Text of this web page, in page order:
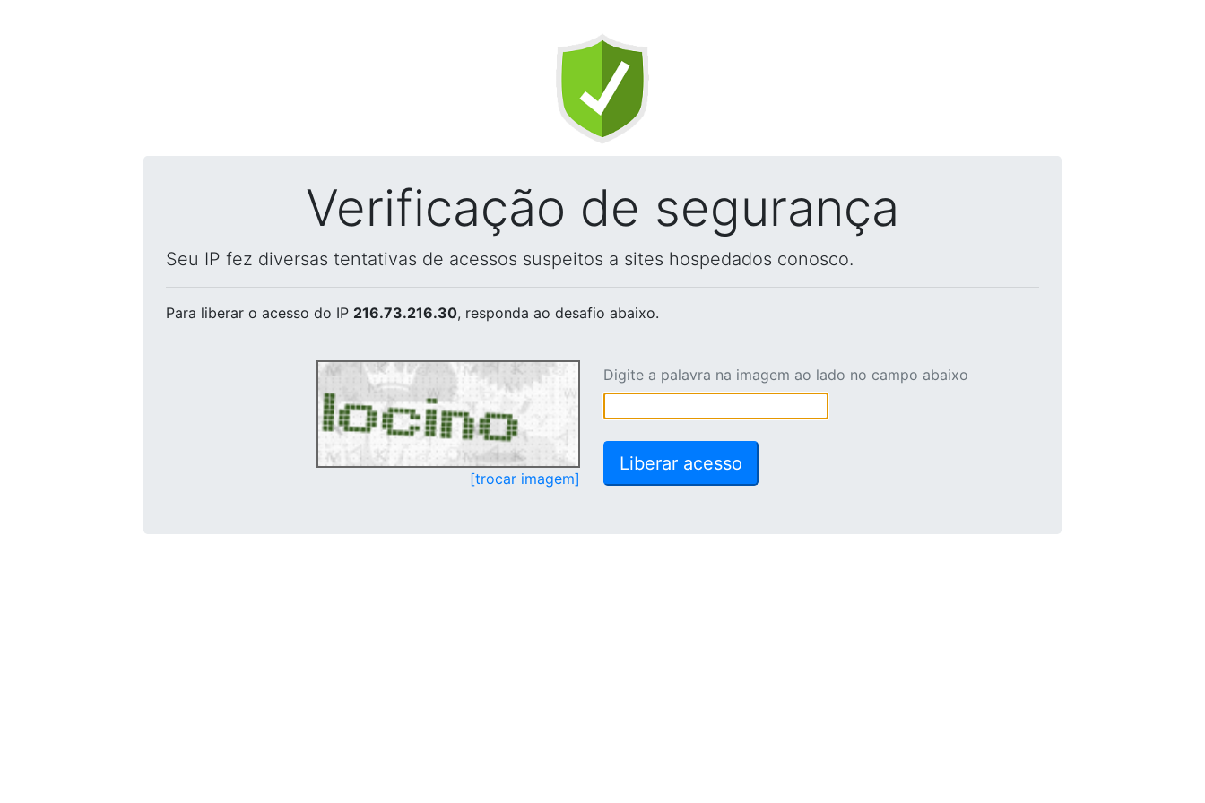
Verificação de segurança
Seu IP fez diversas tentativas de acessos suspeitos a sites hospedados conosco.
Para liberar o acesso do IP 216.73.216.30, responda ao desafio abaixo.
[trocar imagem]
Digite a palavra na imagem ao lado no campo abaixo